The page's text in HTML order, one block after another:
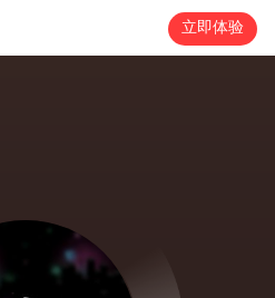
立即体验